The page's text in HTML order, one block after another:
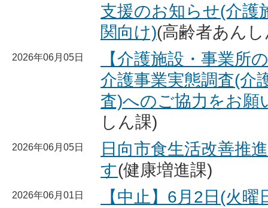
支援のお知らせ(介護
関向け)(高齢者あん
2026年06月05日
【介護施設・事業所
介護事業実態調査(介
査)へのご協力をお願
しん課)
2026年06月05日
日向市食生活改善推
す(健康増進課)
2026年06月01日
【中止】6月2日(火